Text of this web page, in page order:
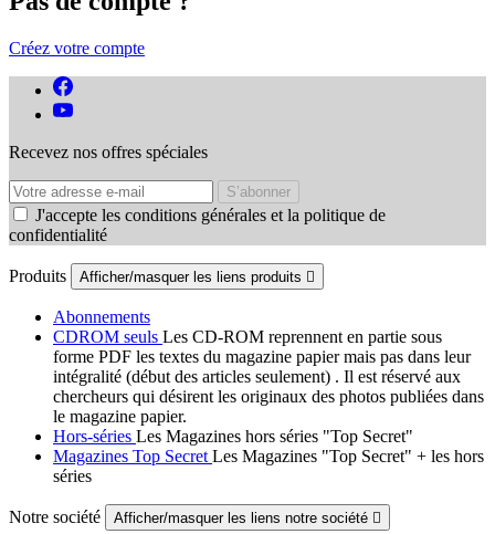
Créez votre compte
Recevez nos offres spéciales
J'accepte les conditions générales et la politique de
confidentialité
Produits Afficher/masquer les liens produits 
Abonnements
CDROM seuls Les CD-ROM reprennent en partie sous
forme PDF les textes du magazine papier mais pas dans leur
intégralité (début des articles seulement) . Il est réservé aux
chercheurs qui désirent les originaux des photos publiées dans
le magazine papier.
Hors-séries Les Magazines hors séries "Top Secret"
Magazines Top Secret Les Magazines "Top Secret" + les hors
séries
Notre société Afficher/masquer les liens notre société 